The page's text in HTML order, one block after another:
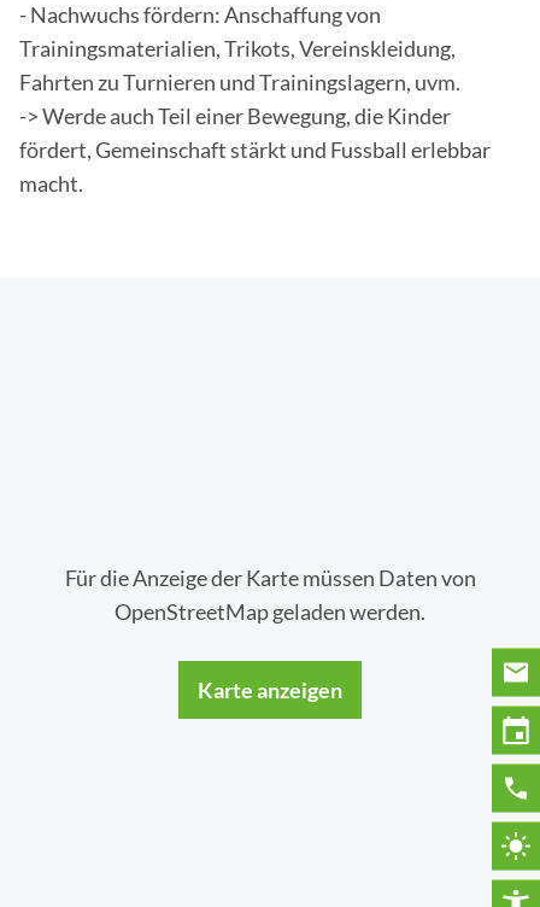
- Nachwuchs fördern: Anschaffung von
Trainingsmaterialien, Trikots, Vereinskleidung,
Fahrten zu Turnieren und Trainingslagern, uvm.
-> Werde auch Teil einer Bewegung, die Kinder
fördert, Gemeinschaft stärkt und Fussball erlebbar
macht.
Für die Anzeige der Karte müssen Daten von
OpenStreetMap geladen werden.
Karte anzeigen